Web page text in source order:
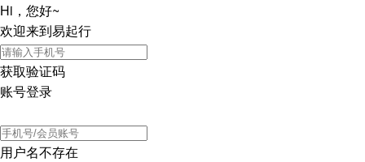
Hi，您好~
欢迎来到易起行
获取验证码
账号登录
用户名不存在